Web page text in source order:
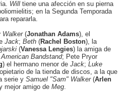
Will tiene una afección en su pierna
en la Segunda Temporada
repararla.
Walker(Jonathan Adams), el
Jack; Beth (Rachel Boston), la
(Vanessa Lengies) la amiga de
American Bandstand; Pete Pryor
) el hermano menor de Jack; Luke
de la tienda de discos, a la que
serie y Samuel "Sam" Walker(Arlen
mejor amigo de Meg.